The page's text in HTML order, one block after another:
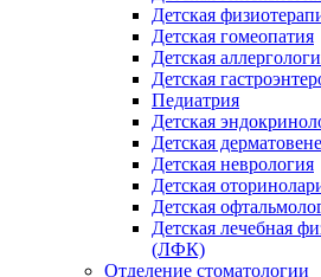
Детская
Детская гомеопатия
Детская
Детская
Педиатрия
Детская
Детская
Детская неврология
Детская
Детская
Детская лечебная
(ЛФК)
Отделение стоматологии